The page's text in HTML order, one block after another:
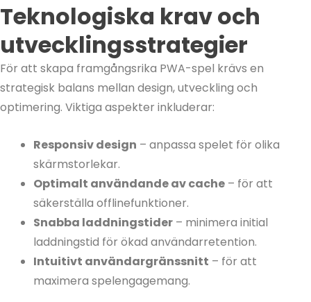
Teknologiska krav och
utvecklingsstrategier
För att skapa framgångsrika PWA-spel krävs en
strategisk balans mellan design, utveckling och
optimering. Viktiga aspekter inkluderar:
Responsiv design – anpassa spelet för olika
skärmstorlekar.
Optimalt användande av cache – för att
säkerställa offlinefunktioner.
Snabba laddningstider – minimera initial
laddningstid för ökad användarretention.
Intuitivt användargränssnitt – för att
maximera spelengagemang.